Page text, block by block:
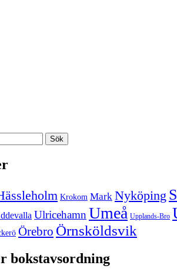
Krokom Mark Nyköping
Ulricehamn Umeå Upplands-Bro
Örebro Örnsköldsvik
bokstavsordning